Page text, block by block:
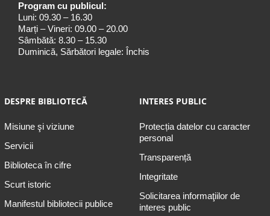
Program cu publicul:
Luni: 09.30 – 16.30
Marți – Vineri: 09.00 – 20.00
Sâmbătă: 8.30 – 15.30
Duminică, Sărbători legale: Închis
DESPRE BIBLIOTECĂ
Misiune şi viziune
Servicii
Biblioteca în cifre
Scurt istoric
Manifestul bibliotecii publice
INTERES PUBLIC
Protecția datelor cu caracter
personal
Transparență
Integritate
Solicitarea informaţiilor de
interes public